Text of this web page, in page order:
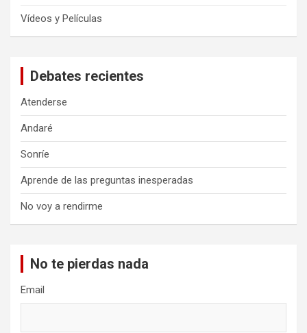
Vídeos y Películas
Debates recientes
Atenderse
Andaré
Sonríe
Aprende de las preguntas inesperadas
No voy a rendirme
No te pierdas nada
Email